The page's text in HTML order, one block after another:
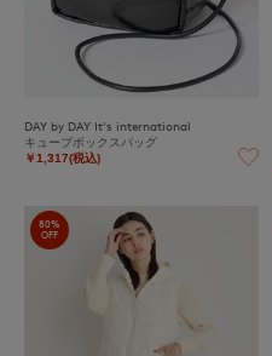
DAY by DAY It's international
キューブボックスバッグ
￥1,317(税込)
80%
OFF